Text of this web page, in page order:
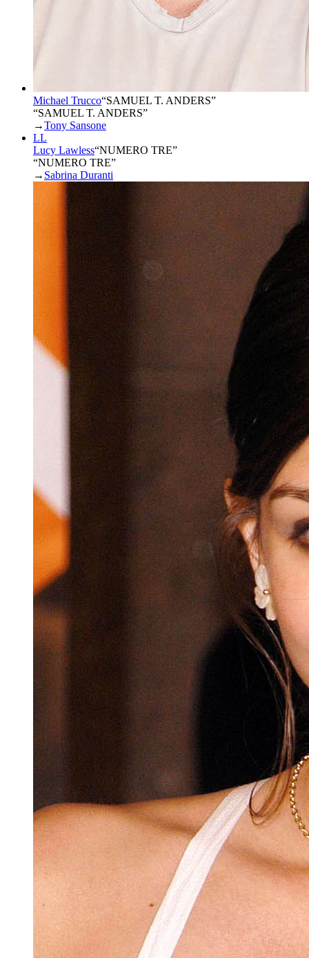
Michael Trucco“SAMUEL T. ANDERS”
“SAMUEL T. ANDERS”
→Tony Sansone
LL
Lucy Lawless“NUMERO TRE”
“NUMERO TRE”
→ Sabrina Duranti